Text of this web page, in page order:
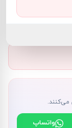
ناموجود
می‌کنند.
واتساپ